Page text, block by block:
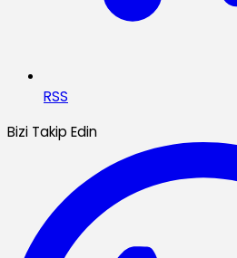
RSS
Bizi Takip Edin